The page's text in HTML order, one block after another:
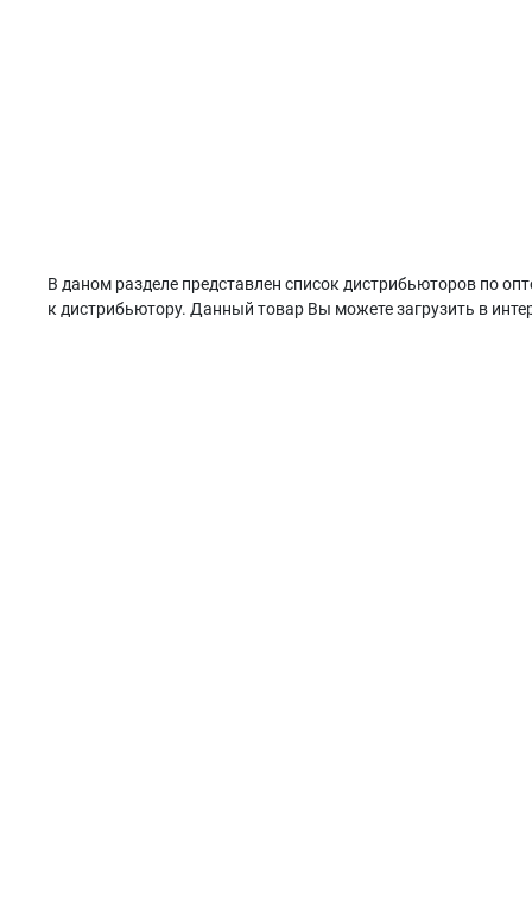
В даном разделе представлен список дистрибьюторов по
к дистрибьютору. Данный товар Вы можете загрузить в